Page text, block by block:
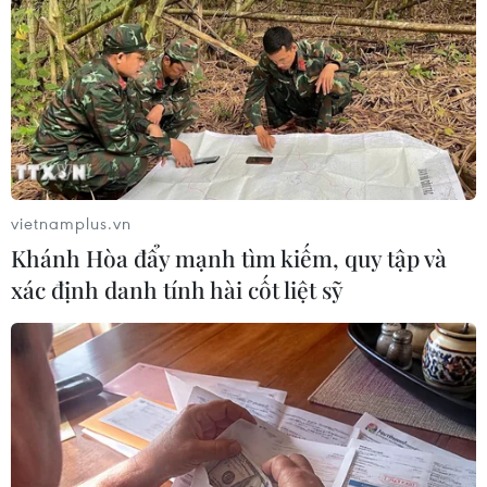
#Bóng đá #Bóng đá Việt Nam
#Asian Cup 2019
#Đội tuyển Việt Nam
#Đội tuyển Jordan
#tin tức
#tin tức mới nhất
#tin tức 24h
#tin tức mới nhất trong ngày
#tin tức thời sự
#tin tức hot
#tin tức an ninh #tin tức hot #an ninh
vietnamplus.vn
Khánh Hòa đẩy mạnh tìm kiếm, quy tập và
xác định danh tính hài cốt liệt sỹ